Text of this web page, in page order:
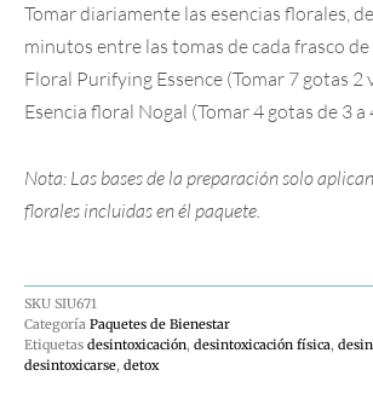
Tomar diariamente las esencias florales,
minutos entre las tomas de cada frasco de
Floral Purifying Essence (Tomar 7 gotas 2
Esencia floral Nogal (Tomar 4 gotas de 3 a
Nota: Las bases de la preparación solo
florales incluidas en él paquete.
SKU SIU671
Categoría Paquetes de Bienestar
Etiquetas desintoxicación, desintoxicación física,
desintoxicarse, detox